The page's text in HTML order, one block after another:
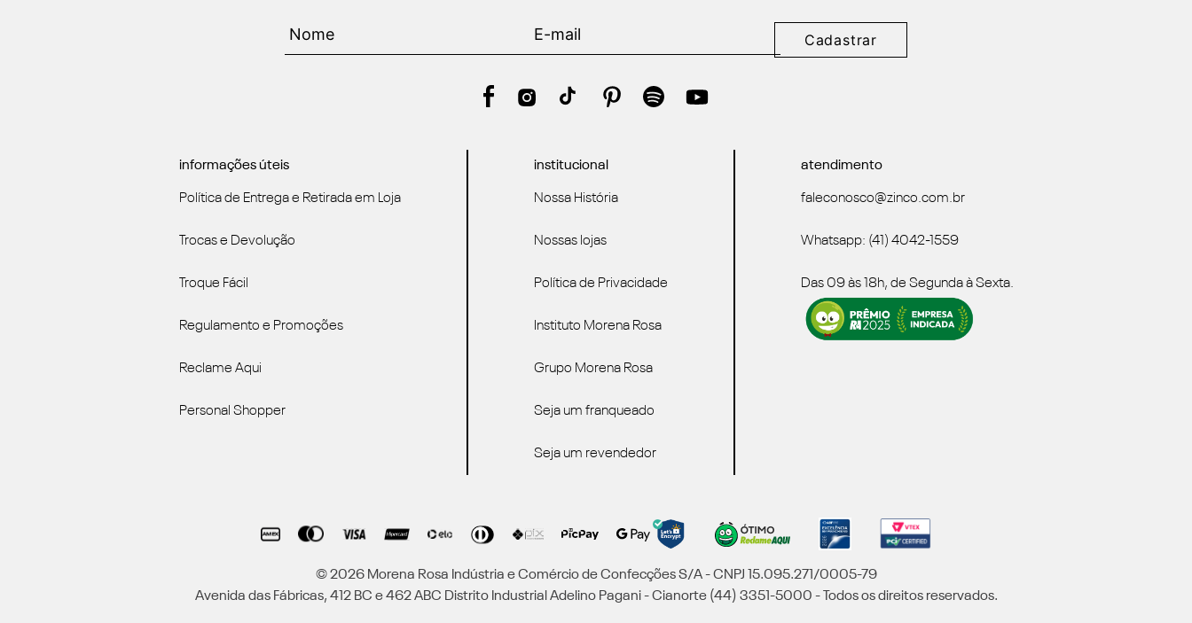
Cadastrar
informações úteis
Política de Entrega e Retirada em Loja
Trocas e Devolução
Troque Fácil
Regulamento e Promoções
Reclame Aqui
Personal Shopper
institucional
Nossa História
Nossas lojas
Política de Privacidade
Instituto Morena Rosa
Grupo Morena Rosa
Seja um franqueado
Seja um revendedor
atendimento
faleconosco@zinco.com.br
Whatsapp: (41) 4042-1559
Das 09 às 18h, de Segunda à Sexta.
© 2026 Morena Rosa Indústria e Comércio de Confecções S/A - CNPJ 15.095.271/0005-79
Avenida das Fábricas, 412 BC e 462 ABC Distrito Industrial Adelino Pagani - Cianorte (44) 3351-5000 - Todos os direitos reservados.